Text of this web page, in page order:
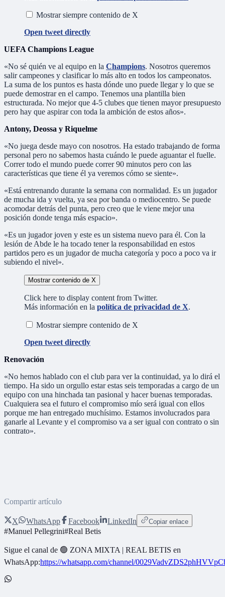
Mostrar siempre contenido de X
Open tweet directly
UEFA Champions League
«No sé quién ve al equipo en la Champions. Nosotros queremos
salir campeones y clasificar lo más alto en todos los campeonatos.
La suma de los puntos es hasta dónde uno puede llegar y lo que se
puede demostrar en el campo. Tenemos una plantilla bien
estructurada. No mejor que 4-5 clubes que tienen mayor presupuesto
pero hay que aspirar con toda la ambición de estos años».
Antony, Deossa y Riquelme
«No juega desde mayo con nosotros. Ha estado trabajando de forma
personal pero no sabemos hasta cuándo le puede aguantar el fuelle.
Correr todo el mundo puede correr 90 minutos pero con las
características que tiene él ya veremos cómo se siente».
«Está entrenando durante la semana con normalidad. Es un jugador
de mucha ida y vuelta, ya sea por banda o mediocentro. Se puede
acomodar detrás del punta, pero creo que le viene mejor una
posición donde tenga más espacio».
«Es un jugador joven y este es un sistema nuevo para él. Con la
lesión de Abde le ha tocado tener la responsabilidad en estos
partidos pero es un jugador de mucha categoría y poco a poco va ir
subiendo el nivel».
Mostrar contenido de X
Click here to display content from Twitter.
Más información en la política de privacidad de X.
Mostrar siempre contenido de X
Open tweet directly
Renovación
«No hemos hablado con el club para ver la continuidad, ya lo dirá el
tiempo. Ha sido un orgullo estar estas seis temporadas a cargo de un
equipo con una hinchada tan pasional y hacer buenas temporadas.
Cualquiera sea el futuro el compromiso mío será igual con ellos
porque me han entregado muchísimo. Estamos involucrados para
ganarle al Levante y el compromiso va a ser igual con contrato o sin
contrato».
Compartir artículo
X WhatsApp Facebook LinkedIn Copiar enlace
#Manuel Pellegrini#Real Betis
Sigue el canal de 🟢 ZONA MIXTA | REAL BETIS en
WhatsApp:https://whatsapp.com/channel/